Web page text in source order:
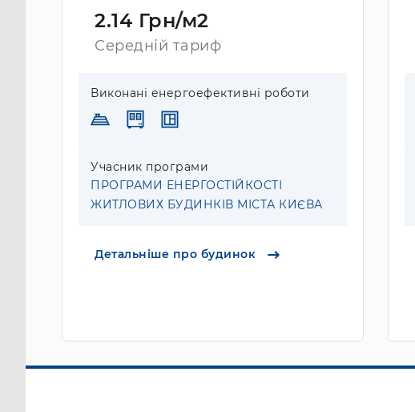
2.14 Грн/м2
Середній тариф
Виконані енергоефективні роботи
Учасник програми
ПРОГРАМИ ЕНЕРГОСТІЙКОСТІ
ЖИТЛОВИХ БУДИНКІВ МІСТА КИЄВА
Детальніше про будинок